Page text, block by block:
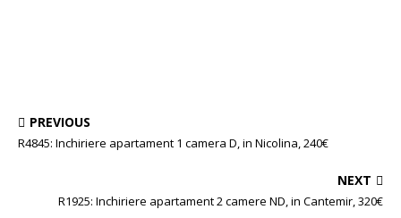
PREVIOUS
R4845: Inchiriere apartament 1 camera D, in Nicolina, 240€
NEXT
R1925: Inchiriere apartament 2 camere ND, in Cantemir, 320€